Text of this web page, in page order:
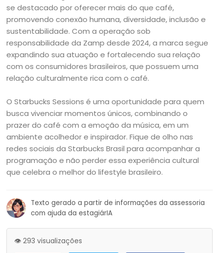
se destacado por oferecer mais do que café,
promovendo conexão humana, diversidade, inclusão e
sustentabilidade. Com a operação sob
responsabilidade da Zamp desde 2024, a marca segue
expandindo sua atuação e fortalecendo sua relação
com os consumidores brasileiros, que possuem uma
relação culturalmente rica com o café.
O Starbucks Sessions é uma oportunidade para quem
busca vivenciar momentos únicos, combinando o
prazer do café com a emoção da música, em um
ambiente acolhedor e inspirador. Fique de olho nas
redes sociais da Starbucks Brasil para acompanhar a
programação e não perder essa experiência cultural
que celebra o melhor do lifestyle brasileiro.
Texto gerado a partir de informações da assessoria
com ajuda da estagiárIA
👁️ 293 visualizações